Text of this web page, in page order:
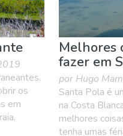
os
em
Melhores
fazer em
por Hugo
Santa Pola é
na Costa
melhores
tenha umas